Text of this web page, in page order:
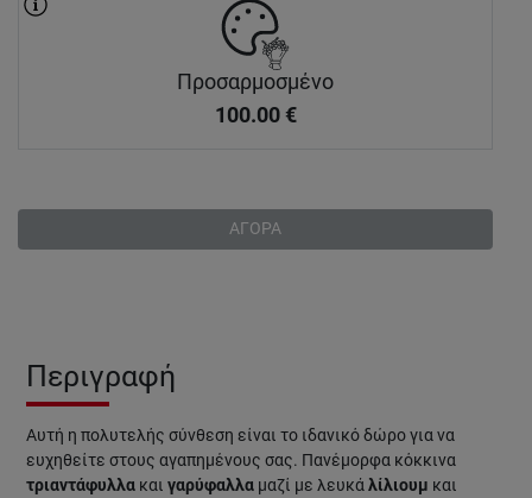
Προσαρμοσμένο
100.00 €
ΑΓΟΡΑ
Περιγραφή
Αυτή η πολυτελής σύνθεση είναι το ιδανικό δώρο για να
ευχηθείτε στους αγαπημένους σας. Πανέμορφα κόκκινα
τριαντάφυλλα και γαρύφαλλα μαζί με λευκά λίλιουμ και